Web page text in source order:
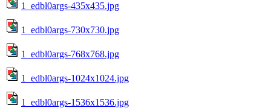
1_edbl0args-435x435.jpg
1_edbl0args-730x730.jpg
1_edbl0args-768x768.jpg
1_edbl0args-1024x1024.jpg
1_edbl0args-1536x1536.jpg